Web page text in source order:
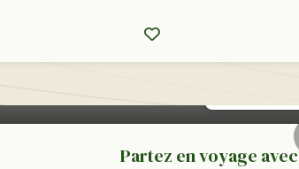
Partez en voyage avec